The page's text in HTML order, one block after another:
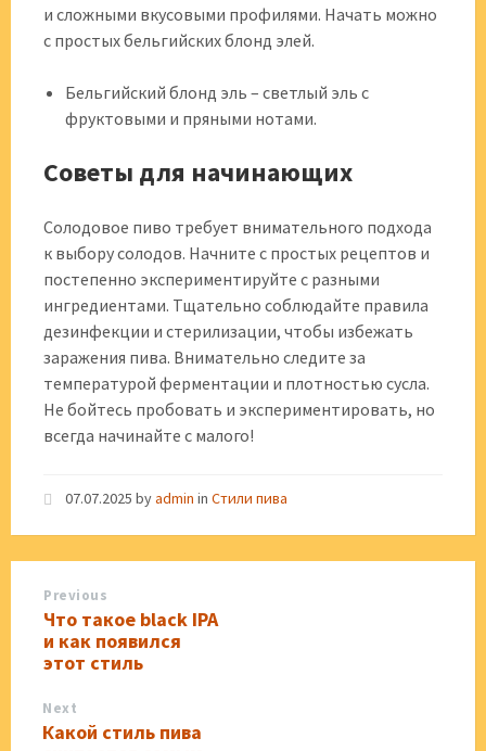
и сложными вкусовыми профилями. Начать можно
с простых бельгийских блонд элей.
Бельгийский блонд эль – светлый эль с
фруктовыми и пряными нотами.
Советы для начинающих
Солодовое пиво требует внимательного подхода
к выбору солодов. Начните с простых рецептов и
постепенно экспериментируйте с разными
ингредиентами. Тщательно соблюдайте правила
дезинфекции и стерилизации, чтобы избежать
заражения пива. Внимательно следите за
температурой ферментации и плотностью сусла.
Не бойтесь пробовать и экспериментировать, но
всегда начинайте с малого!
07.07.2025 byadmin in Стили пива
Previous
Что такое black IPA
и как появился
этот стиль
Next
Какой стиль пива